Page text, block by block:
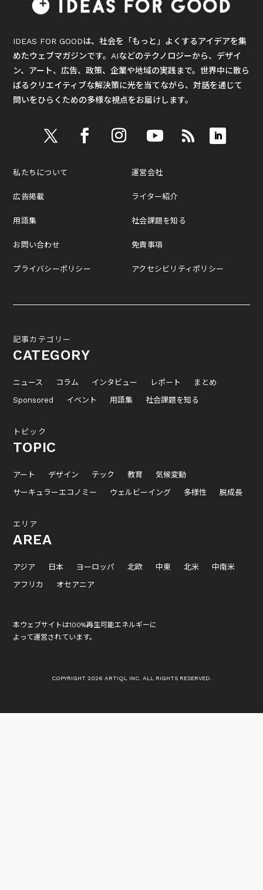
IDEAS FOR GOODは、社会を「もっと」よくするアイデアを集
めたウェブマガジンです。AIなどのテクノロジーから、デザイ
ン、アート、広告、政策、企業や地域の実践まで。世界中に散ら
ばるクリエイティブな解決策に光を当てながら、対話を通じて
問いをひらくための多様な視点をお届けします。
私たちについて
広告掲載
用語集
お問い合わせ
プライバシーポリシー
運営会社
ライター紹介
社会課題を知る
免責事項
アクセシビリティポリシー
記事カテゴリー
CATEGORY
ニュース コラム インタビュー レポート
まとめ
Sponsored
イベント 用語集 社会課題を知る
トピック
TOPIC
アート デザイン テック 教育
気候変動
サーキュラーエコノミー
ウェルビーイング 多様性 脱成長
エリア
AREA
アジア 日本 ヨーロッパ 北欧 中東 北米
中南米
アフリカ
オセアニア
本ウェブサイトは100%再生可能エネルギーに
よって運営されています。
COPYRIGHT 2026 ARTIQL INC. ALL RIGHTS RESERVED.